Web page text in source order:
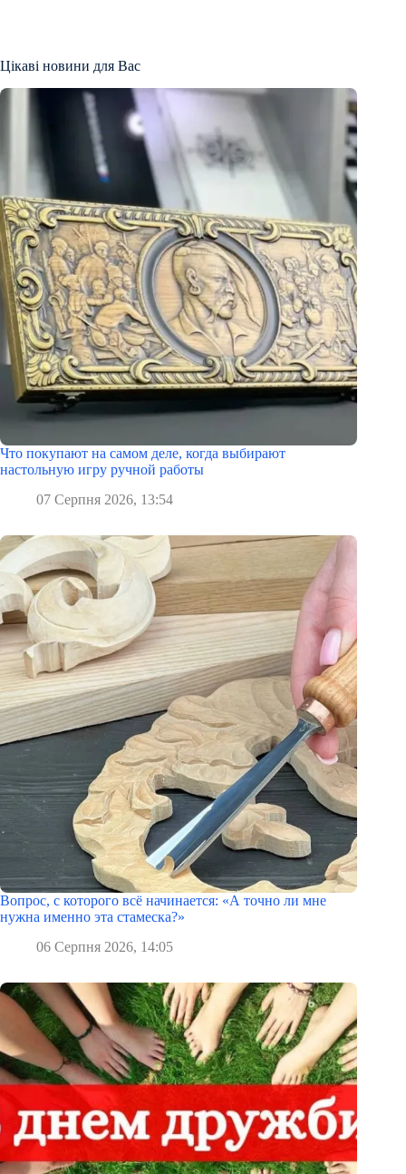
Цікаві новини для Вас
Что покупают на самом деле, когда выбирают
настольную игру ручной работы
07 Серпня 2026, 13:54
Вопрос, с которого всё начинается: «А точно ли мне
нужна именно эта стамеска?»
06 Серпня 2026, 14:05